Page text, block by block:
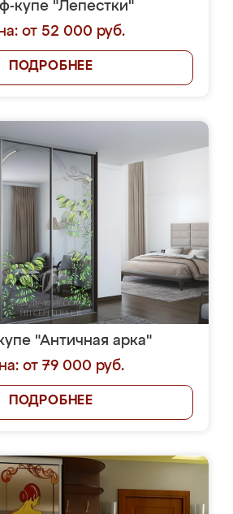
купе "Лепестки"
от 52 000 руб.
ПОДРОБНЕЕ
"Античная арка"
от 79 000 руб.
ПОДРОБНЕЕ